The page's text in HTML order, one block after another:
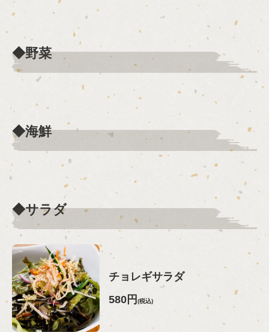
◆野菜
◆海鮮
◆サラダ
チョレギサラダ
580円(税込)